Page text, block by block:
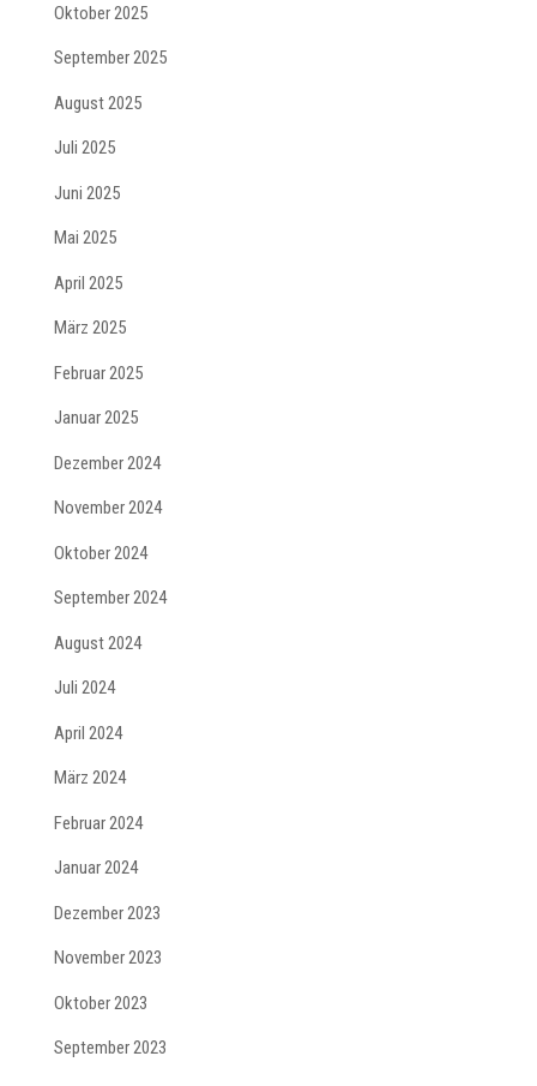
Oktober 2025
September 2025
August 2025
Juli 2025
Juni 2025
Mai 2025
April 2025
März 2025
Februar 2025
Januar 2025
Dezember 2024
November 2024
Oktober 2024
September 2024
August 2024
Juli 2024
April 2024
März 2024
Februar 2024
Januar 2024
Dezember 2023
November 2023
Oktober 2023
September 2023